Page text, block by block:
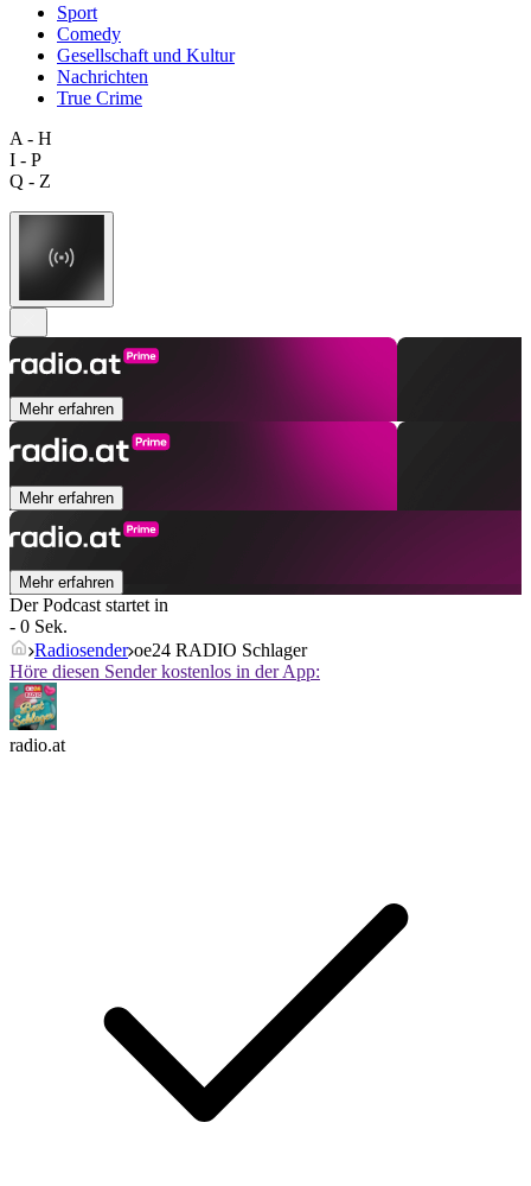
Sport
Comedy
Gesellschaft und Kultur
Nachrichten
True Crime
A - H
I - P
Q - Z
Mehr erfahren
Mehr erfahren
Mehr erfahren
Der Podcast startet in
- 0 Sek.
Radiosender oe24 RADIO Schlager
Höre diesen Sender kostenlos in der App:
radio.at